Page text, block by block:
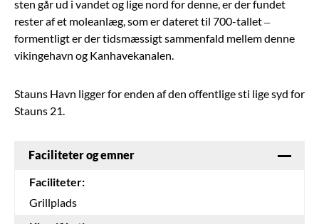
sten går ud i vandet og lige nord for denne, er der fundet
rester af et moleanlæg, som er dateret til 700-tallet –
formentligt er der tidsmæssigt sammenfald mellem denne
vikingehavn og Kanhavekanalen.
Stauns Havn ligger for enden af den offentlige sti lige syd for
Stauns 21.
Faciliteter og emner
Faciliteter:
Grillplads